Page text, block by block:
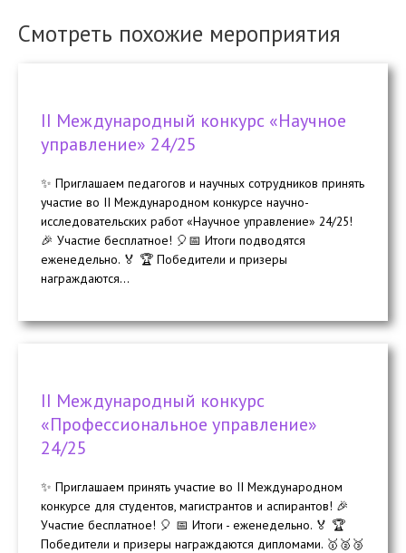
Смотреть похожие мероприятия
II Международный конкурс «Научное
управление» 24/25
✨ Приглашаем педагогов и научных сотрудников принять
участие во II Международном конкурсе научно-
исследовательских работ «Научное управление» 24/25!
🎉 Участие бесплатное! 🎈📅 Итоги подводятся
еженедельно. 🏅 🏆 Победители и призеры
награждаются...
II Международный конкурс
«Профессиональное управление»
24/25
✨ Приглашаем принять участие во II Международном
конкурсе для студентов, магистрантов и аспирантов! 🎉
Участие бесплатное! 🎈 📅 Итоги - еженедельно. 🏅 🏆
Победители и призеры награждаются дипломами. 🥇🥈🥉